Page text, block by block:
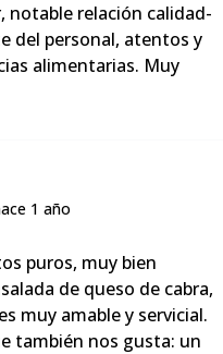
notable relación calidad-
del personal, atentos y
alimentarias. Muy
puros, muy bien
de queso de cabra,
muy amable y servicial.
también nos gusta: un